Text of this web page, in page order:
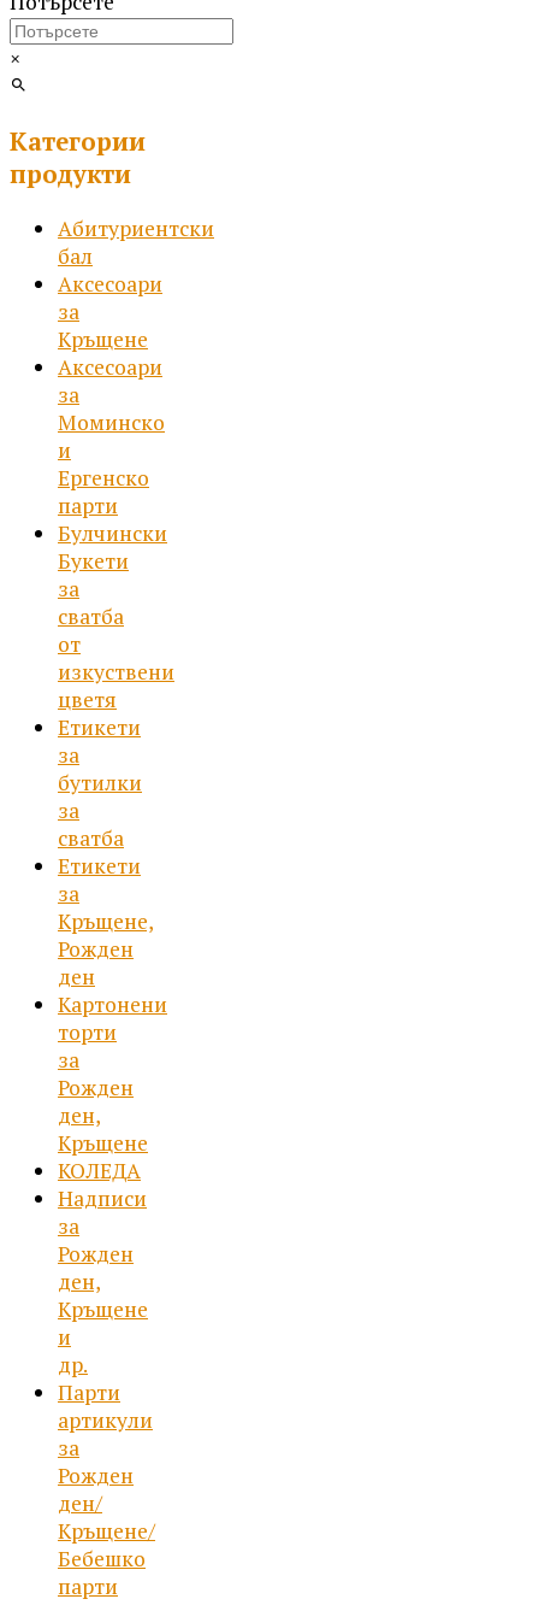
×
Категории
продукти
Абитуриентски
бал
Аксесоари
за
Кръщене
Аксесоари
за
Моминско
и
Ергенско
парти
Булчински
Букети
за
сватба
от
изкуствени
цветя
Етикети
за
бутилки
за
сватба
Етикети
за
Кръщене,
Рожден
ден
Картонени
торти
за
Рожден
ден,
Кръщене
КОЛЕДА
Надписи
за
Рожден
ден,
Кръщене
и
др.
Парти
артикули
за
Рожден
ден/
Кръщене/
Бебешко
парти